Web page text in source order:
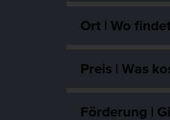
Ort | Wo
Preis | Was
Förderung |